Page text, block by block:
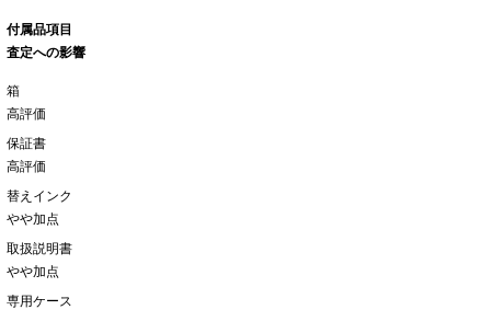
付属品項目
査定への影響
箱
高評価
保証書
高評価
替えインク
やや加点
取扱説明書
やや加点
専用ケース